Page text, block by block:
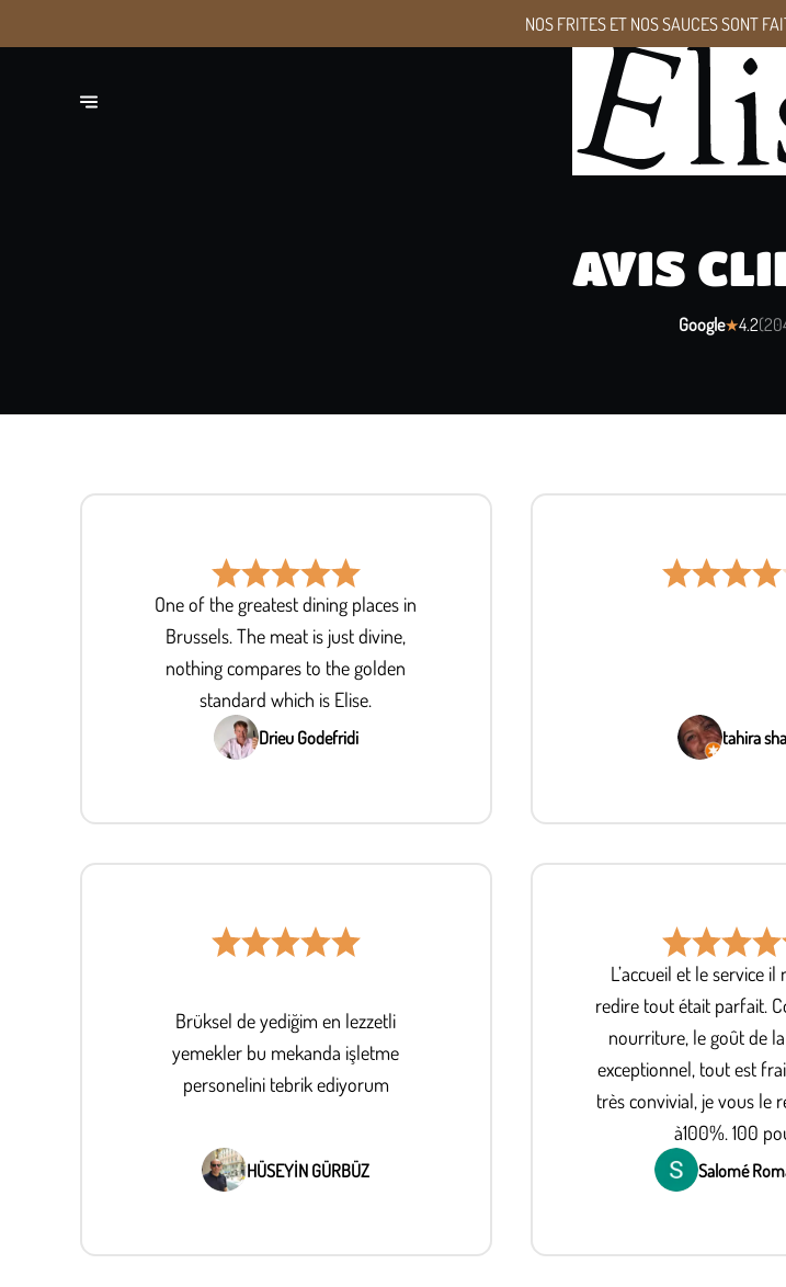
NOS FRITES ET NOS SAUCESSONT
AVIS
Google★4.2(
One of the greatest dining places in
Brussels. The meat is just divine,
nothing compares to the golden
standard which is Elise.
Drieu Godefridi tahira
Brüksel de yediğim en lezzetli
yemekler bu mekanda işletme
personelini tebrik ediyorum
HÜSEYİN GÜRBÜZ
L’accueil et le service il
redire tout était parfait.
nourriture, le goût de
exceptionnel, tout est
très convivial, je vous le
à100%. 100
Salomé